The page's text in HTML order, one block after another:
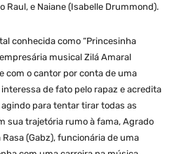
Raul, e Naiane (Isabelle Drummond).
conhecida como “Princesinha
musical Zilá Amaral
com o cantor por conta de uma
de fato pelo rapaz e acredita
para tentar tirar todas as
sua trajetória rumo à fama, Agrado
(Gabz), funcionária de uma